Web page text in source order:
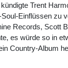
Trent
Einflüssen zu
Records, Scott
es würde so in
Country-Album